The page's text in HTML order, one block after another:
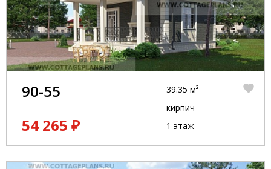
90-55
54 265 ₽
39.35 м²
кирпич
1 этаж